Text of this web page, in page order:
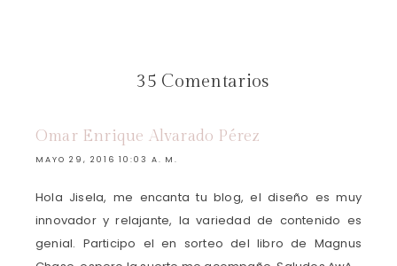
35 Comentarios
Omar Enrique Alvarado Pérez
MAYO 29, 2016 10:03 A. M.
Hola Jisela, me encanta tu blog, el diseño es muy
innovador y relajante, la variedad de contenido es
genial. Participo el en sorteo del libro de Magnus